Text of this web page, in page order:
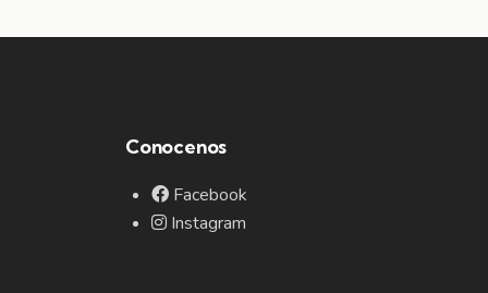
Conocenos
Facebook
Instagram